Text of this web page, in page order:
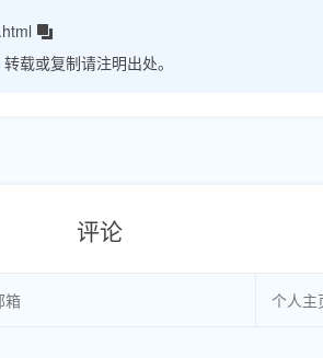
载或复制请注明出处。
评论